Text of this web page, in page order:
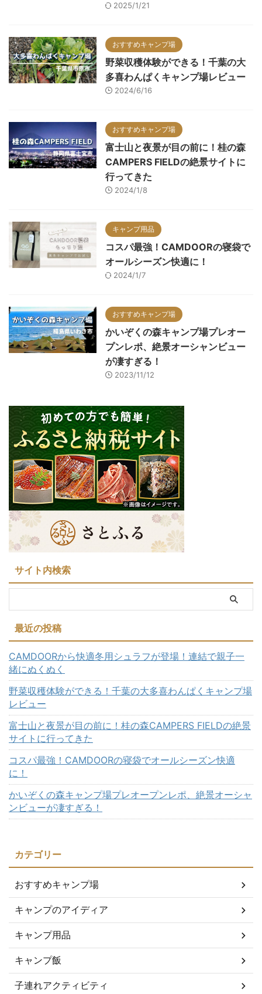
2025/1/21
おすすめキャンプ場
野菜収穫体験ができる！千葉の大
多喜わんぱくキャンプ場レビュー
2024/6/16
おすすめキャンプ場
富士山と夜景が目の前に！桂の森
CAMPERS FIELDの絶景サイトに
行ってきた
2024/1/8
キャンプ用品
コスパ最強！CAMDOORの寝袋で
オールシーズン快適に！
2024/1/7
おすすめキャンプ場
かいぞくの森キャンプ場プレオー
プンレポ、絶景オーシャンビュー
が凄すぎる！
2023/11/12
サイト内検索
最近の投稿
CAMDOORから快適冬用シュラフが登場！連結で親子一
緒にぬくぬく
野菜収穫体験ができる！千葉の大多喜わんぱくキャンプ場
レビュー
富士山と夜景が目の前に！桂の森CAMPERS FIELDの絶景
サイトに行ってきた
コスパ最強！CAMDOORの寝袋でオールシーズン快適
に！
かいぞくの森キャンプ場プレオープンレポ、絶景オーシャ
ンビューが凄すぎる！
カテゴリー
おすすめキャンプ場
キャンプのアイディア
キャンプ用品
キャンプ飯
子連れアクティビティ